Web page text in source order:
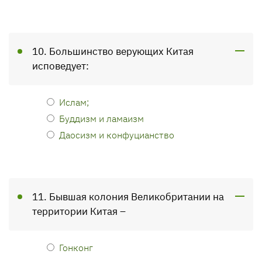
10. Большинство верующих Китая
исповедует:
Ислам;
Буддизм и ламаизм
Даосизм и конфуцианство
11. Бывшая колония Великобритании на
территории Китая –
Гонконг